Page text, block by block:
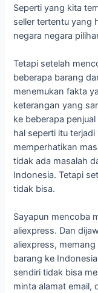
Seperti yang kita
seller tertentu yang
negara negara
Tetapi setelah
beberapa barang
menemukan fakta
keterangan yang
ke beberapa
hal seperti itu
memperhatikan
tidak ada masalah
Indonesia. Tetapi
tidak bisa.
Sayapun mencoba
aliexpress. Dan
aliexpress,
barang ke
sendiri tidak bisa
minta alamat email,